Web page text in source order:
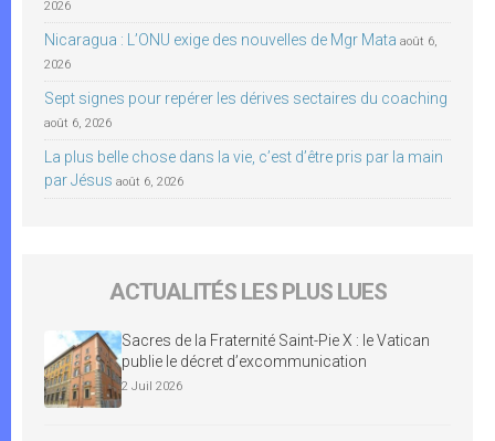
2026
Nicaragua : L’ONU exige des nouvelles de Mgr Mata août 6,
2026
Sept signes pour repérer les dérives sectaires du coaching
août 6, 2026
La plus belle chose dans la vie, c’est d’être pris par la main
par Jésus août 6, 2026
ACTUALITÉS LES PLUS LUES
Sacres de la Fraternité Saint-Pie X : le Vatican
publie le décret d’excommunication
2 Juil 2026